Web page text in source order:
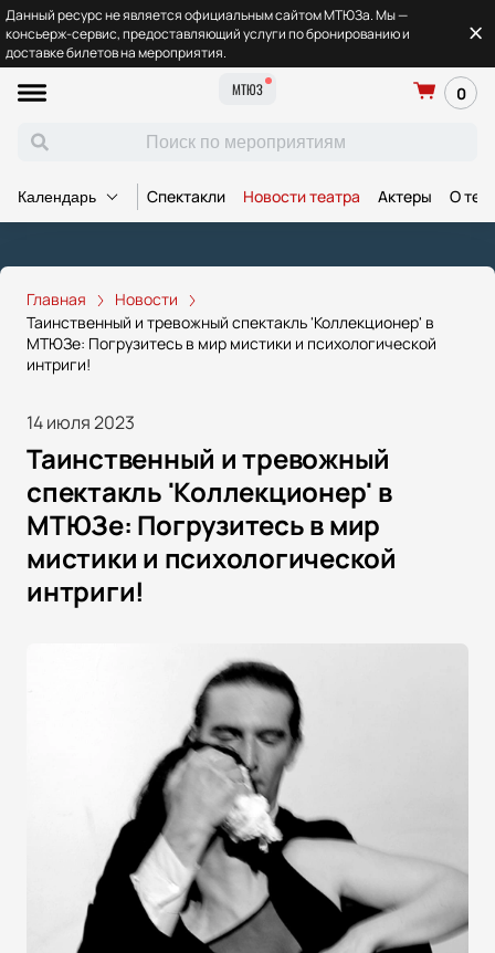
Данный ресурс не является официальным сайтом МТЮЗа. Мы —
консьерж-сервис, предоставляющий услуги по бронированию и
доставке билетов на мероприятия.
МТЮЗ
0
Календарь Спектакли Новости театра Актеры О
Главная
Новости
Таинственный и тревожный спектакль 'Коллекционер' в
МТЮЗе: Погрузитесь в мир мистики и психологической
интриги!
14 июля 2023
Таинственный и тревожный
спектакль 'Коллекционер' в
МТЮЗе: Погрузитесь в мир
мистики и психологической
интриги!